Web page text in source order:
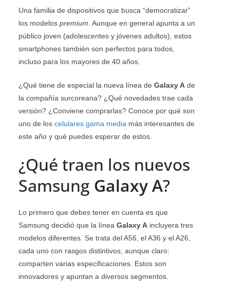
Una familia de dispositivos que busca “democratizar”
los modelos premium . Aunque en general apunta a un
público joven (adolescentes y jóvenes adultos), estos
smartphones también son perfectos para todos,
incluso para los mayores de 40 años.
¿Qué tiene de especial la nueva línea de Galaxy A de
la compañía surcoreana? ¿Qué novedades trae cada
versión? ¿Conviene comprarlas? Conoce por qué son
uno de los celulares gama media más interesantes de
este año y qué puedes esperar de estos.
¿Qué traen los nuevos
Samsung Galaxy A?
Lo primero que debes tener en cuenta es que
Samsung decidió que la línea Galaxy A incluyera tres
modelos diferentes. Se trata del A56, el A36 y el A26,
cada uno con rasgos distintivos, aunque claro:
comparten varias especificaciones. Estos son
innovadores y apuntan a diversos segmentos.